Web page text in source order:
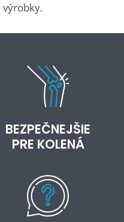
výrobky.
BEZPEČNEJŠIE
PRE KOLENÁ